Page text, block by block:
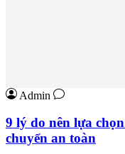
Admin
9 lý do nên lựa
chuyển an toàn